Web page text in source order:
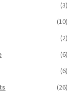
(3)
(10)
(2)
(6)
(6)
(26)